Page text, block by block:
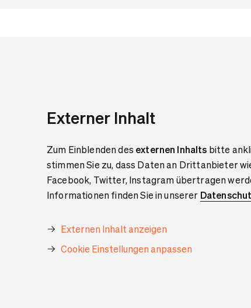
Externer Inhalt
Zum Einblenden des externen Inhalts bitte
stimmen Sie zu, dass Daten an Drittanbieter
Facebook, Twitter, Instagram übertragen
Informationen finden Sie in unserer
Externen Inhalt anzeigen
Cookie Einstellungen anpassen